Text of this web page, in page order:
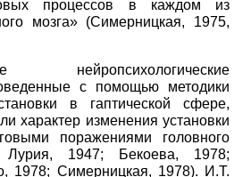
процессов в каждом из
мозга» (Симерницкая, 1975,
нейропсихологические
с помощью методики
в гаптической сфере,
характер изменения установки
поражениями головного
Лурия, 1947; Бекоева, 1978;
1978; Симерницкая, 1978). И.Т.